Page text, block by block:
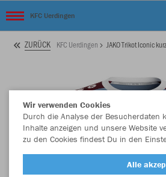
KFC Uerdingen
ZURÜCK KFC Uerdingen JAKO Trikot Iconic
Wir verwenden Cookies
Durch die Analyse der Besucherdaten
Inhalte anzeigen und unsere Website
zu den Cookies findest Du in den
Alle